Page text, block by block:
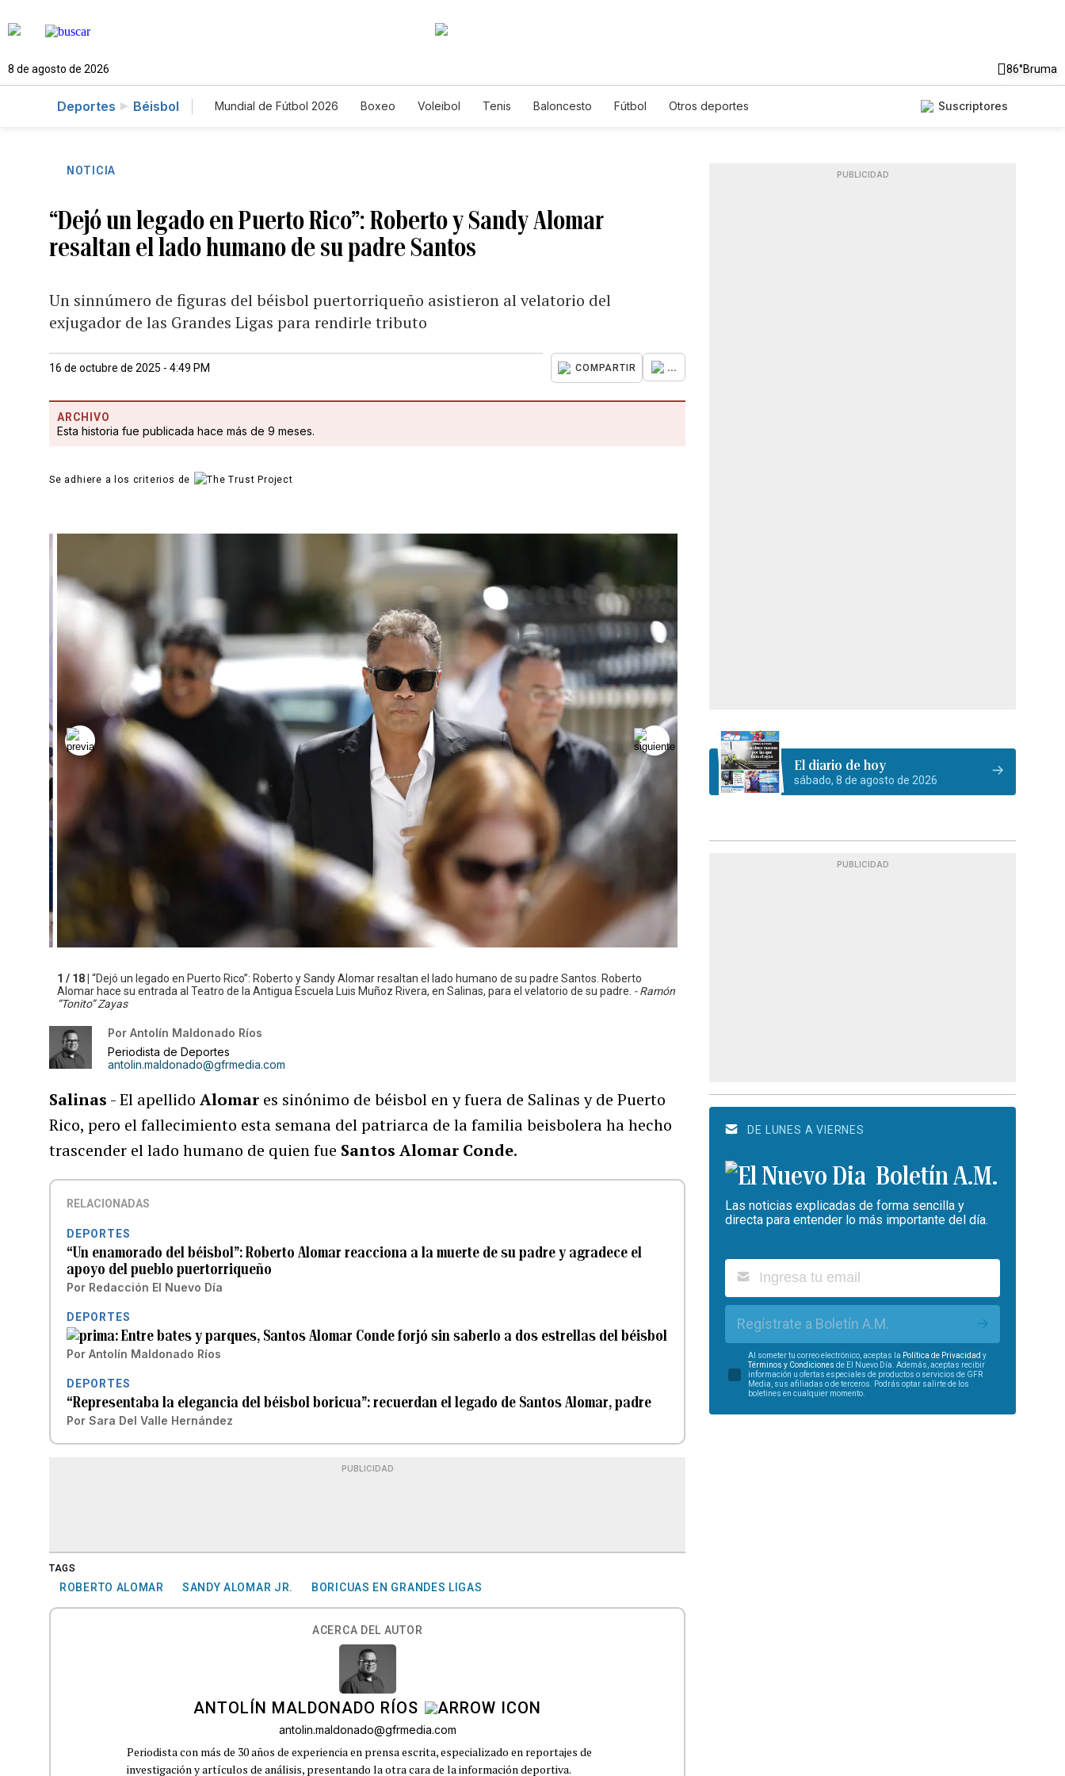
8 de agosto de 2026 86°Bruma
Deportes Béisbol Mundial de Fútbol 2026 Boxeo Voleibol Tenis Baloncesto Fútbol Otros deportes Suscriptores
NOTICIA
“Dejó un legado en Puerto Rico”: Roberto y Sandy Alomar
resaltan el lado humano de su padre Santos
Un sinnúmero de figuras del béisbol puertorriqueño asistieron al velatorio del
exjugador de las Grandes Ligas para rendirle tributo
16 de octubre de 2025 - 4:49 PM COMPARTIR ...
ARCHIVO
Esta historia fue publicada hace más de 9 meses.
Se adhiere a los criterios de
1 / 18 |“Dejó un legado en Puerto Rico”: Roberto y Sandy Alomar resaltan el lado humano de su padre Santos. Roberto
Alomar hace su entrada al Teatro de la Antigua Escuela Luis Muñoz Rivera, en Salinas, para el velatorio de su padre. - Ramón
“Tonito” Zayas
Por Antolín Maldonado Ríos
Periodista de Deportes
antolin.maldonado@gfrmedia.com
Salinas - El apellidoAlomar es sinónimo de béisbol en y fuera de Salinas y de Puerto
Rico, pero el fallecimiento esta semana del patriarca de la familia beisbolera ha hecho
trascender el lado humano de quien fue Santos Alomar Conde.
RELACIONADAS
DEPORTES
“Un enamorado del béisbol”: Roberto Alomar reacciona a la muerte de su padre y agradece el
apoyo del pueblo puertorriqueño
Por Redacción El Nuevo Día
DEPORTES
Entre bates y parques, Santos Alomar Conde forjó sin saberlo a dos estrellas del béisbol
Por Antolín Maldonado Ríos
DEPORTES
“Representaba la elegancia del béisbol boricua”: recuerdan el legado de Santos Alomar, padre
Por Sara Del Valle Hernández
PUBLICIDAD
TAGS
ROBERTO ALOMAR SANDY ALOMAR JR. BORICUAS EN GRANDES LIGAS
ACERCA DEL AUTOR
ANTOLÍN MALDONADO RÍOS
antolin.maldonado@gfrmedia.com
Periodista con más de 30 años de experiencia en prensa escrita, especializado en reportajes de
investigación y artículos de análisis, presentando la otra cara de la información deportiva.
PUBLICIDAD
El diario de hoy
sábado, 8 de agosto de 2026
PUBLICIDAD
DE LUNES A VIERNES
Boletín A.M.
Las noticias explicadas de forma sencilla y
directa para entender lo más importante del día.
Regístrate a Boletín A.M.
Al someter tu correo electrónico, aceptas la Política de Privacidad y
Términos y Condiciones de El Nuevo Día. Además, aceptas recibir
información u ofertas especiales de productos o servicios de GFR
Media, sus afiliadas o de terceros. Podrás optar salirte de los
boletines en cualquier momento.